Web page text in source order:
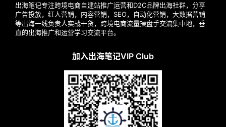
出海笔记专注跨境电商自建站推广运营和D2C品牌出海社群，分享
广告投放，红人营销，内容营销，SEO，自动化营销，大数据营销
等出海一线负责人实战干货，跨境电商流量操盘手交流集中地，垂
直的出海推广和运营学习交流平台。
加入出海笔记VIP Club